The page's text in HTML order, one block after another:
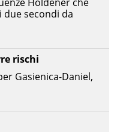
rischi
Gasienica-Daniel,
due secondi da